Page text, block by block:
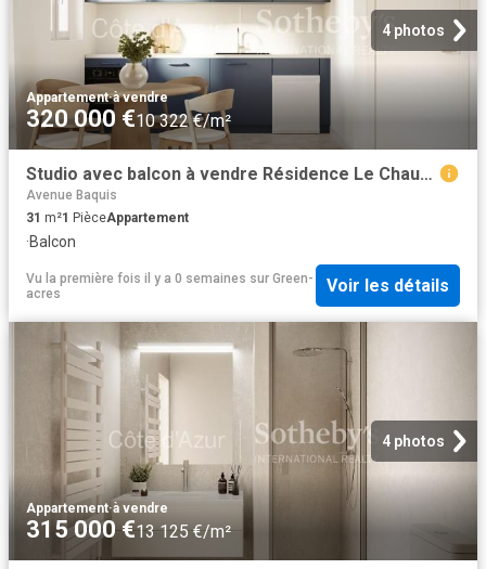
4 photos
Appartement·à vendre
320 000 €10 322 €/m²
Studio avec balcon à vendre Résidence Le Chauvain, hypercent. 31m² Nice
Avenue Baquis
31 m²1 PièceAppartement
·Balcon
Vu la première fois il y a 0 semaines sur Green-
acres
Voir les détails
4 photos
Appartement·à vendre
315 000 €13 125 €/m²